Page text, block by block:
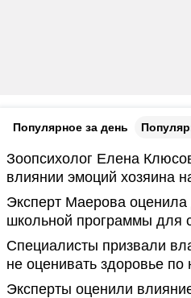
Популярное за день
Зоопсихолог Елена
влиянии эмоций хозяина
Эксперт Маерова оценила
школьной программы для
Специалисты призвали
не оценивать здоровье по
Эксперты оценили